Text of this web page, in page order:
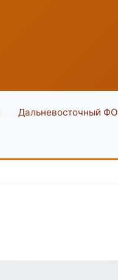
Дальневосточный ФО